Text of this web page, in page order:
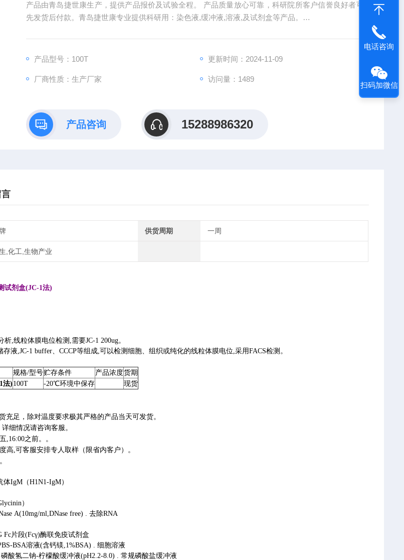
产品由青岛捷世康生产，提供产品报价及试验全程。 产品质量放心可靠，科研院所客户信誉良好者可
先发货后付款。青岛捷世康专业提供科研用：染色液,缓冲液,溶液,及试剂盒等产品。
产品型号：100T 更新时间：2024-11-09
厂商性质：生产厂家 访问量：1489
产品咨询 15288986320
供货周期 一周
,化工,生物产业
试剂盒(JC-1法)
,线粒体膜电位检测,需要JC-1 200ug。
液,JC-1 buffer、CCCP等组成,可以检测细胞、组织或纯化的线粒体膜电位,采用FACS检测。
规格/型号贮存条件 产品浓度货期
法) 100T -20℃环境中保存
现货
充足，除对温度要求极其严格的产品当天可发货。
细情况请咨询客服。
,16:00之前。。
高,可客服安排专人取样（限省内客户）。
体IgM（H1N1-IgM）
）
A(10mg/ml,DNase free) . 去除RNA
Fc片段(Fcγ)酶联免疫试剂盒
BSA溶液(含钙镁,1%BSA) . 细胞溶液
酸氢二钠-柠檬酸缓冲液(pH2.2-8.0) . 常规磷酸盐缓冲液
电话咨询
扫码加微信